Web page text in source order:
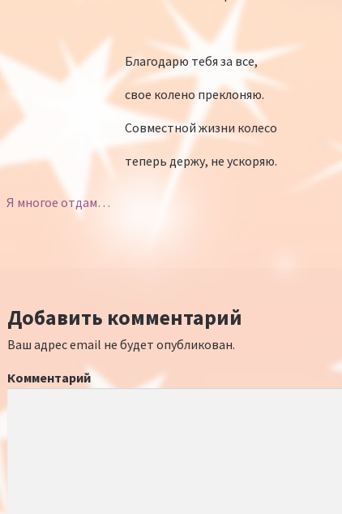
Благодарю тебя за все,
свое колено преклоняю.
Совместной жизни колесо
теперь держу, не ускоряю.
Я многое отдам…
Добавить комментарий
Ваш адрес email не будет опубликован.
Комментарий